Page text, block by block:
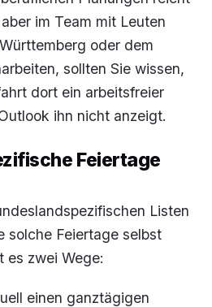
im Team mit Leuten
oder dem
sollten Sie wissen,
dort ein arbeitsfreier
ihn nicht anzeigt.
Feiertage
Listen
solche Feiertage selbst
es zwei Wege:
einen ganztägigen